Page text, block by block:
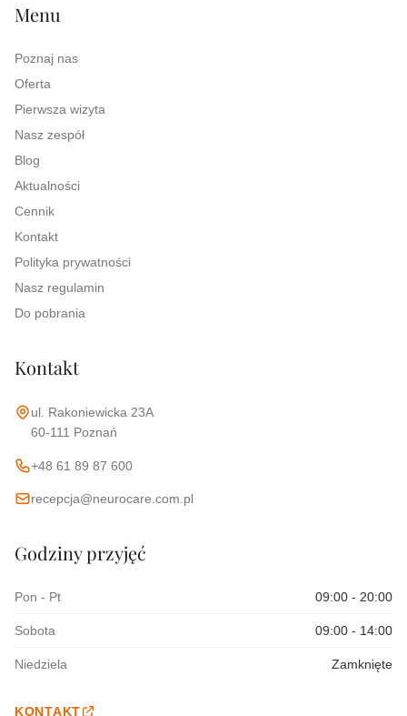
Menu
Poznaj nas
Oferta
Pierwsza wizyta
Nasz zespół
Blog
Aktualności
Cennik
Kontakt
Polityka prywatności
Nasz regulamin
Do pobrania
Kontakt
ul. Rakoniewicka 23A
60-111 Poznań
+48 61 89 87 600
recepcja@neurocare.com.pl
Godziny przyjęć
Pon - Pt 09:00 - 20:00
Sobota 09:00 - 14:00
Niedziela Zamknięte
KONTAKT